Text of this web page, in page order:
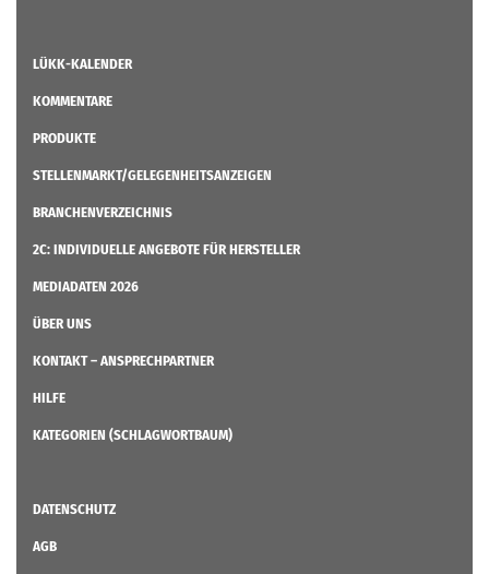
LÜKK-KALENDER
KOMMENTARE
PRODUKTE
STELLENMARKT/GELEGENHEITSANZEIGEN
BRANCHENVERZEICHNIS
2C: INDIVIDUELLE ANGEBOTE FÜR HERSTELLER
MEDIADATEN 2026
ÜBER UNS
KONTAKT – ANSPRECHPARTNER
HILFE
KATEGORIEN (SCHLAGWORTBAUM)
DATENSCHUTZ
AGB